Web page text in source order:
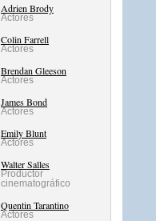
Adrien Brody
Actores
Colin Farrell
Actores
Brendan Gleeson
Actores
James Bond
Actores
Emily Blunt
Actores
Walter Salles
Productor
cinematográfico
Quentin Tarantino
Actores